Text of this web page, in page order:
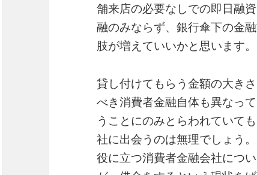
舗来店の必要なしでの即日融
融のみならず、銀行傘下の金
肢が増えていいかと思います。
貸し付けてもらう金額の大き
べき消費者金融自体も異なっ
うことにのみとらわれていて
社に出会うのは無理でしょう。
役に立つ消費者金融会社につ